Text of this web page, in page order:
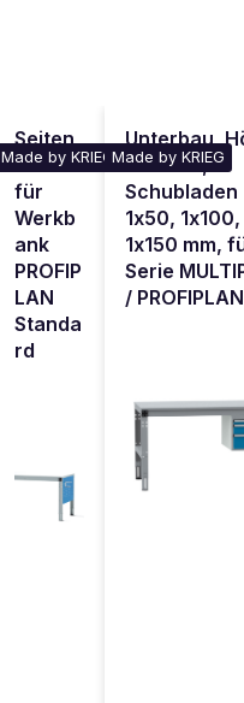
Made by KRIEG
Seiten
blende
für
Werkb
ank
PROFIP
LAN
Standa
rd
Made by KRIEG
Unterbau,
300 mm,
Schubladen
1x50, 1x100,
1x150 mm,
Serie
/ PROFIPLAN